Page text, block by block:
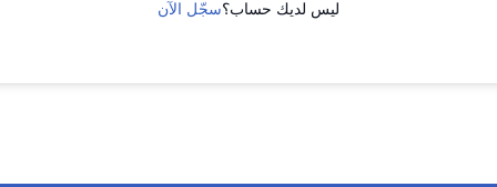
ليس لديك حساب؟سجّل الآن